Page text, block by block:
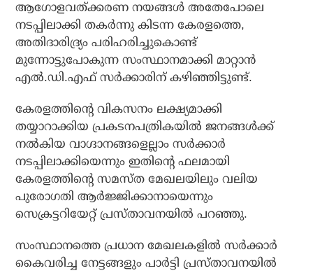
ആഗോളവത്ക്കരണ നയങ്ങള്‍ അതേപോലെ
നടപ്പിലാക്കി തകര്‍ന്നു കിടന്ന കേരളത്തെ,
അതിദാരിദ്ര്യം പരിഹരിച്ചുകൊണ്ട്
മുന്നോട്ടുപോകുന്ന സംസ്ഥാനമാക്കി മാറ്റാന്‍
എല്‍.ഡി.എഫ് സര്‍ക്കാരിന് കഴിഞ്ഞിട്ടുണ്ട്.
കേരളത്തിന്റെ വികസനം ലക്ഷ്യമാക്കി
തയ്യാറാക്കിയ പ്രകടനപത്രികയില്‍ ജനങ്ങള്‍ക്ക്
നല്‍കിയ വാഗ്ദാനങ്ങളെല്ലാം സര്‍ക്കാര്‍
നടപ്പിലാക്കിയെന്നും ഇതിന്റെ ഫലമായി
കേരളത്തിന്റെ സമസ്ത മേഖലയിലും വലിയ
പുരോഗതി ആര്‍ജ്ജിക്കാനായെന്നും
സെക്രട്ടറിയേറ്റ് പ്രസ്താവനയില്‍ പറഞ്ഞു.
സംസ്ഥാനത്തെ പ്രധാന മേഖലകളില്‍ സര്‍ക്കാര്‍
കൈവരിച്ച നേട്ടങ്ങളും പാര്‍ട്ടി പ്രസ്താവനയില്‍